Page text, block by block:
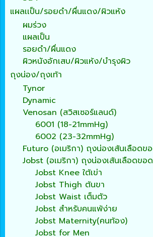
แผลเเป็น/รอยดำ/ผื่นแดง/ผิวแห้ง
ผมร่วง
แผลเป็น
รอยดำ/ผื่นแดง
ผิวหนังอักเสบ/ผิวแห้ง/บำรุงผิว
ถุงน่อง/ถุงเท้า
Tynor
Dynamic
Venosan (สวิสเซอร์แลนด์)
6001 (18-21mmHg)
6002 (23-32mmHg)
Futuro (อเมริกา) ถุงน่องเส้นเลือดข
Jobst (อเมริกา) ถุงน่องเส้นเลือดขอด
Jobst Knee ใต้เข่า
Jobst Thigh ต้นขา
Jobst Waist เต็มตัว
Jobst สำหรับคนแพ้ง่าย
Jobst Maternity(คนท้อง)
Jobst for Men